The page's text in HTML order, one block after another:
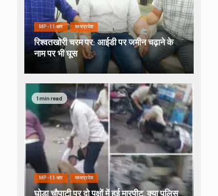
MP-11 धार मध्यप्रदेश
रिश्वतखोरी चरम पर: आईडी पर जमीन चढ़ाने के
नाम पर भी घूस
1 min read
MP-11 धार मध्यप्रदेश
घोड़ा चौपाटी पर दो पक्षों में हुई मारपीट, क्या पुलिस